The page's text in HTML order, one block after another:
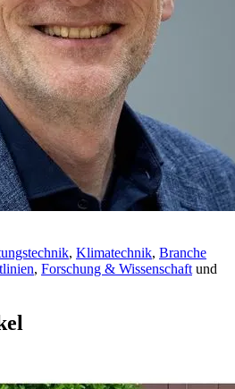
, Klimatechnik, Branche
, Forschung & Wissenschaft und